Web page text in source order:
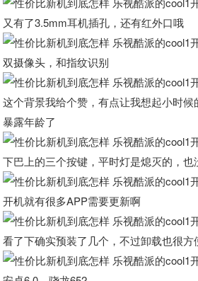
又有了3.5mm耳机插孔，还有红外口哦
双摄像头，和指纹识别
这个背景我给个赞，有点让我想起小时候
暴露年龄了
下巴上的三个按键，平时灯是熄灭的，也
开机就有很多APP需要更新啊
看了下确实预装了几个，不过卸载也很方